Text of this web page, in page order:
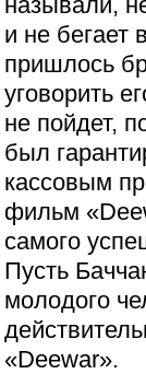
и не бегает
пришлось
уговорить
не пойдет,
был
кассовым
фильм
самого
Пусть
молодого
«Deewar».